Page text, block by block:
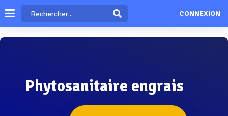
CONNEXION
Phytosanitaire engrais